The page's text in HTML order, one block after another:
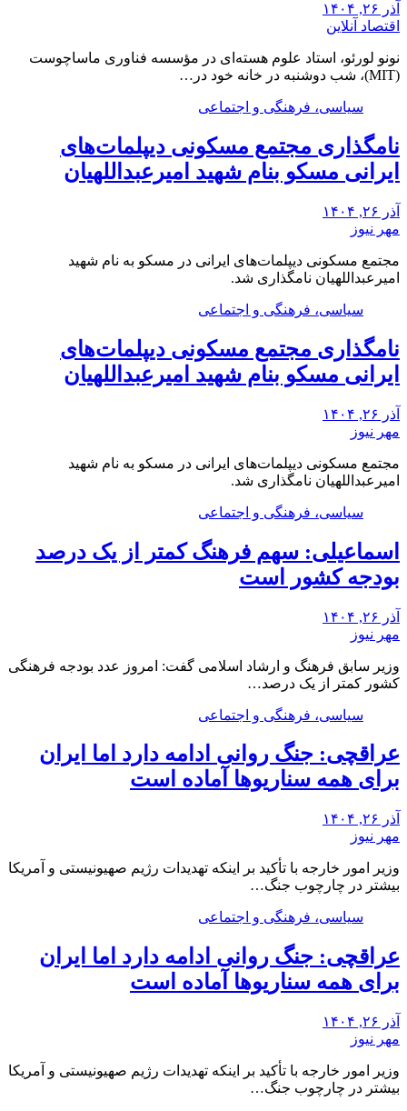
آذر ۲۶, ۱۴۰۴
اقتصاد آنلاین
نونو لورئو، استاد علوم هسته‌ای در مؤسسه فناوری ماساچوست
(MIT)، شب دوشنبه در خانه خود در…
سیاسی، فرهنگی و اجتماعی
نامگذاری مجتمع مسکونی دیپلمات‌های
ایرانی مسکو بنام شهید امیرعبداللهیان
آذر ۲۶, ۱۴۰۴
مهر نیوز
مجتمع مسکونی دیپلمات‌های ایرانی در مسکو به نام شهید
امیرعبداللهیان نامگذاری شد.
سیاسی، فرهنگی و اجتماعی
نامگذاری مجتمع مسکونی دیپلمات‌های
ایرانی مسکو بنام شهید امیرعبداللهیان
آذر ۲۶, ۱۴۰۴
مهر نیوز
مجتمع مسکونی دیپلمات‌های ایرانی در مسکو به نام شهید
امیرعبداللهیان نامگذاری شد.
سیاسی، فرهنگی و اجتماعی
اسماعیلی: سهم فرهنگ کمتر از یک درصد
بودجه کشور است
آذر ۲۶, ۱۴۰۴
مهر نیوز
وزیر سابق فرهنگ و ارشاد اسلامی گفت: امروز عدد بودجه فرهنگی
کشور کمتر از یک درصد…
سیاسی، فرهنگی و اجتماعی
عراقچی: جنگ روانی ادامه دارد اما ایران
برای همه سناریوها آماده است
آذر ۲۶, ۱۴۰۴
مهر نیوز
وزیر امور خارجه با تأکید بر اینکه تهدیدات رژیم صهیونیستی و آمریکا
بیشتر در چارچوب جنگ…
سیاسی، فرهنگی و اجتماعی
عراقچی: جنگ روانی ادامه دارد اما ایران
برای همه سناریوها آماده است
آذر ۲۶, ۱۴۰۴
مهر نیوز
وزیر امور خارجه با تأکید بر اینکه تهدیدات رژیم صهیونیستی و آمریکا
بیشتر در چارچوب جنگ…